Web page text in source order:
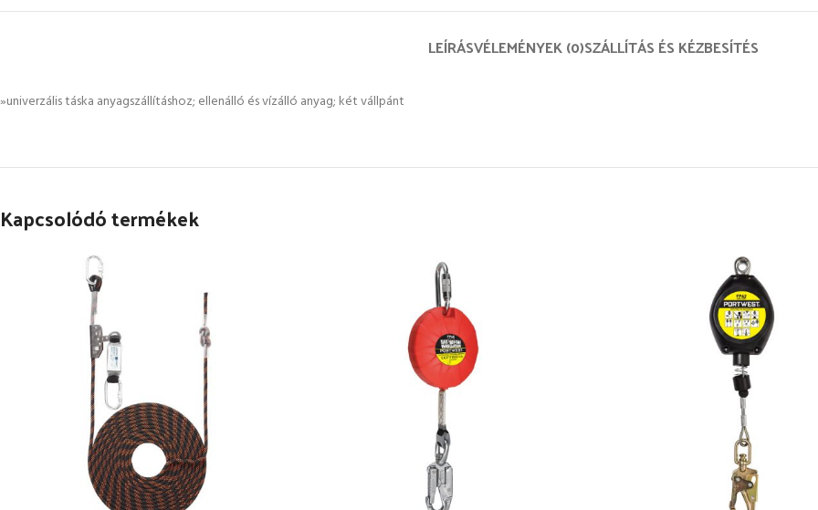
LEÍRÁSVÉLEMÉNYEK (0)SZÁLLÍTÁS ÉS KÉZBESÍTÉS
»univerzális táska anyagszállításhoz; ellenálló és vízálló anyag; két vállpánt
Kapcsolódó termékek